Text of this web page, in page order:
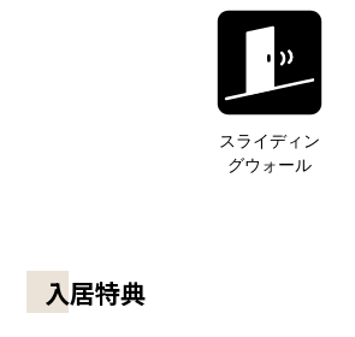
スライディン
グウォール
入居特典